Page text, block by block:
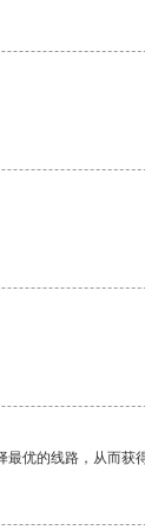
优的线路，从而获